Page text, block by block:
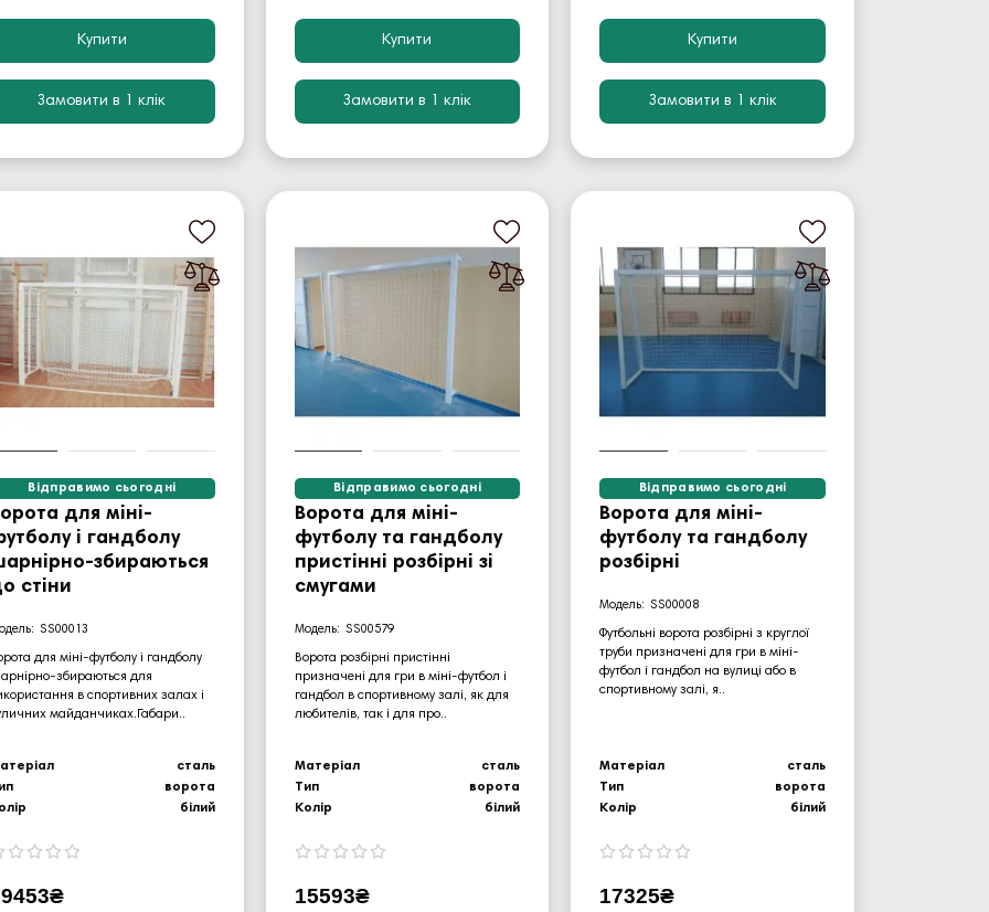
Купити
Замовити в 1 клік
Купити
Замовити в 1 клік
Купити
Замовити в 1 клік
Відправимо сьогодні
для міні-
і гандболу
збираються
стіни
SS00013
для міні-футболу і гандболу
збираються для
в спортивних залах і
майданчиках.Габари..
сталь
ворота
білий
Відправимо сьогодні
Ворота для міні-
футболу та гандболу
пристінні розбірні зі
смугами
SS00579
Ворота розбірні пристінні
призначені для гри в міні-футбол і
гандбол в спортивному залі, як для
любителів, так і для про..
Матеріал
сталь
Тип
ворота
Колір
білий
15593₴
Відправимо сьогодні
Ворота для міні-
футболу та гандболу
розбірні
SS00008
Футбольні ворота розбірні з круглої
труби призначені для гри в міні-
футбол і гандбол на вулиці або в
спортивному залі, я..
Матеріал
сталь
Тип
ворота
Колір
білий
17325₴